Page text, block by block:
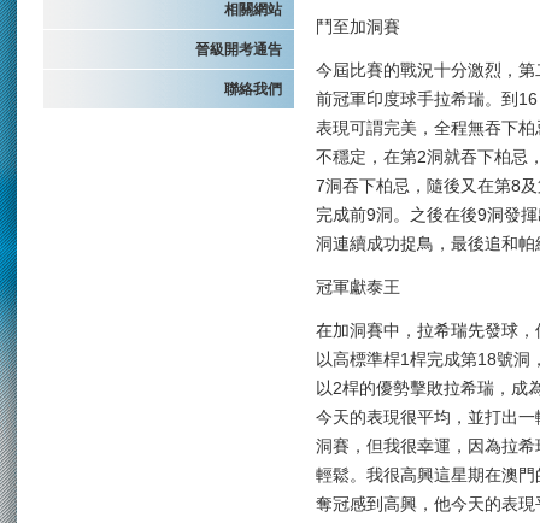
相關網站
晉級開考通告
聯絡我們
鬥至加洞賽
今屆比賽的戰況十分激烈，
前冠軍印度球手拉希瑞。到
表現可謂完美，全程無吞下
不穩定，在第2洞就吞下柏忌
7洞吞下柏忌，隨後又在第8
完成前9洞。之後在後9洞發
洞連續成功捉鳥，最後追和
冠軍獻泰王
在加洞賽中，拉希瑞先發球
以高標準桿1桿完成第18號洞
以2桿的優勢擊敗拉希瑞，成
今天的表現很平均，並打出
洞賽，但我很幸運，因為拉
輕鬆。我很高興這星期在澳
奪冠感到高興，他今天的表